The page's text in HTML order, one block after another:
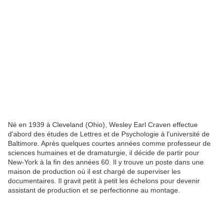
Né en 1939 à Cleveland (Ohio), Wesley Earl Craven effectue
d'abord des études de Lettres et de Psychologie à l'université de
Baltimore. Après quelques courtes années comme professeur de
sciences humaines et de dramaturgie, il décide de partir pour
New-York à la fin des années 60. Il y trouve un poste dans une
maison de production où il est chargé de superviser les
documentaires. Il gravit petit à petit les échelons pour devenir
assistant de production et se perfectionne au montage.